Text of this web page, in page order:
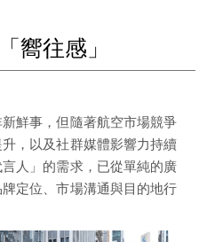
嚮往感」
鮮事，但隨著航空市場競爭
，以及社群媒體影響力持續
人」的需求，已從單純的廣
定位、市場溝通與目的地行